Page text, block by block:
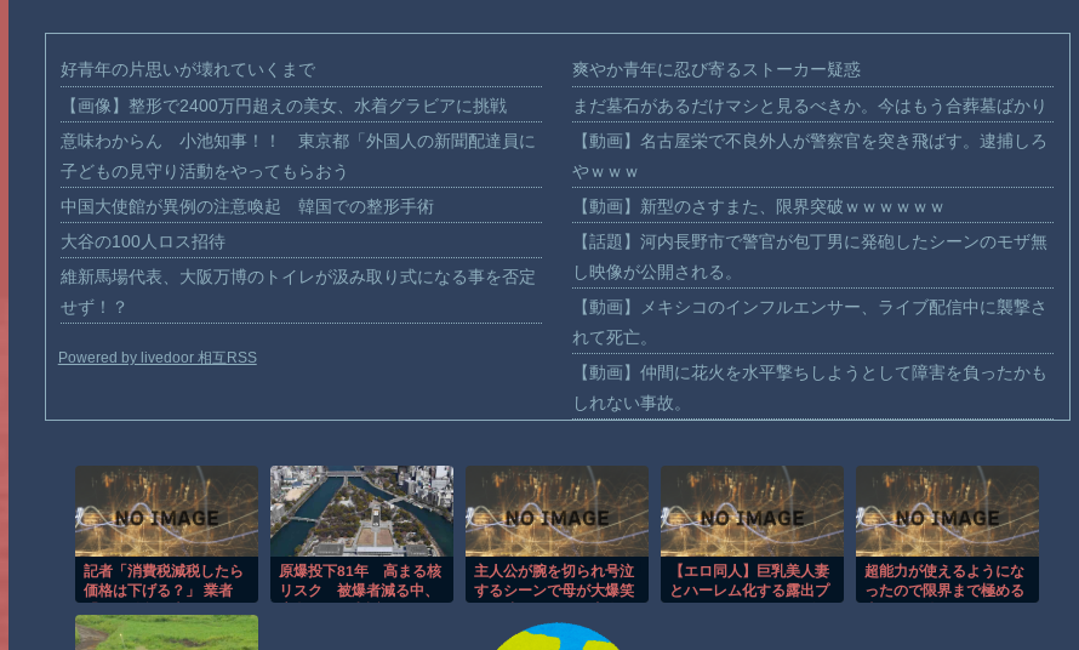
好青年の片思いが壊れていくまで
【画像】整形で2400万円超えの美女、水着グラビアに挑戦
意味わからん 小池知事！！ 東京都「外国人の新聞配達員に
子どもの見守り活動をやってもらおう
中国大使館が異例の注意喚起 韓国での整形手術
大谷の100人ロス招待
維新馬場代表、大阪万博のトイレが汲み取り式になる事を否定
せず！？
Powered by livedoor 相互RSS
爽やか青年に忍び寄るストーカー疑惑
まだ墓石があるだけマシと見るべきか。今はもう合葬墓ばかり
【動画】名古屋栄で不良外人が警察官を突き飛ばす。逮捕しろ
やｗｗｗ
【動画】新型のさすまた、限界突破ｗｗｗｗｗｗ
【話題】河内長野市で警官が包丁男に発砲したシーンのモザ無
し映像が公開される。
【動画】メキシコのインフルエンサー、ライブ配信中に襲撃さ
れて死亡。
【動画】仲間に花火を水平撃ちしようとして障害を負ったかも
しれない事故。
ルを見た。
【謎】広島県が頑なに「はだしのゲンコラボ喫茶」をやらない
理由
ヒロインが死ぬアニメって四月は君の嘘くらいしかないような
オレたちひょうきん族の懺悔室なんてナウなヤングは知らんだ
ろ
記者「消費税減税したら
価格は下げる？」 業者
のを下げるわけがない。
原爆投下81年 高まる核
リスク 被爆者減る中、
主人公が腕を切られ号泣
するシーンで母が大爆笑
死で号泣する場面でも吹
【エロ同人】巨乳美人妻
とハーレム化する露出プ
超能力が使えるようにな
ったので限界まで極める